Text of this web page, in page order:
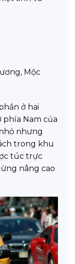
Mộc
ở hai
phía Nam của
nhưng
trong khu
túc trực
nâng cao